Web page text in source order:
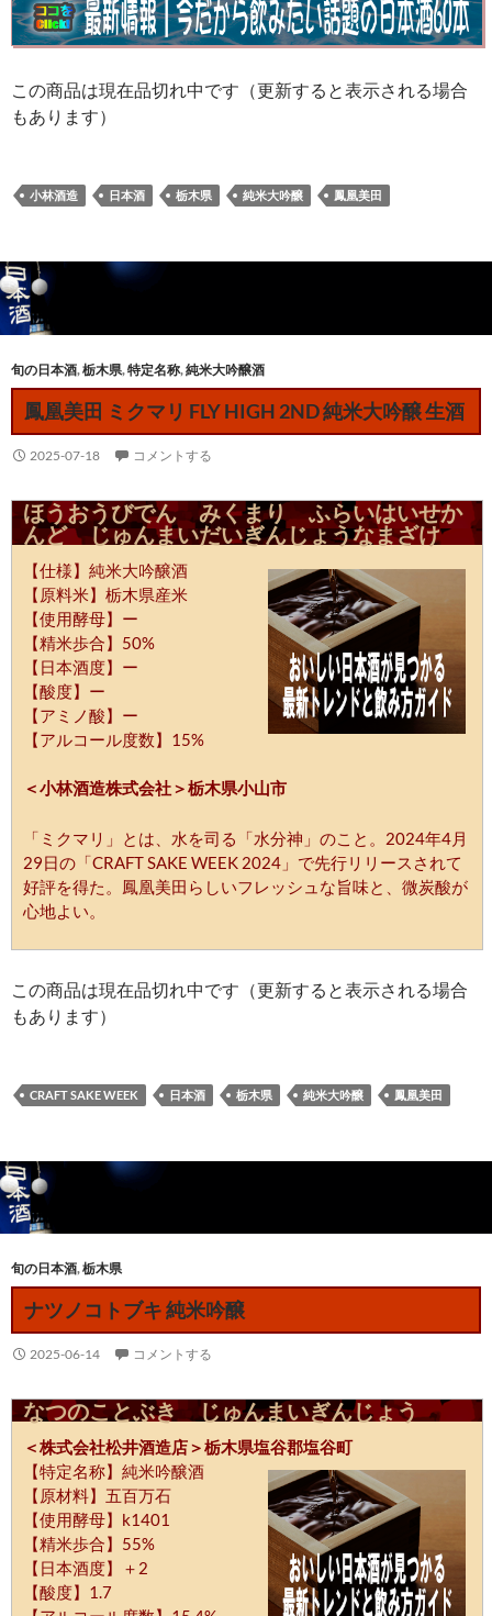
この商品は現在品切れ中です（更新すると表示される場合
もあります）
小林酒造 日本酒 栃木県 純米大吟醸 鳳凰美田
旬の日本酒,栃木県,特定名称,純米大吟醸酒
鳳凰美田 ミクマリ FLY HIGH 2ND 純米大吟醸 生酒
2025-07-18 コメントする
ほうおうびでん みくまり ふらいはいせか
んど じゅんまいだいぎんじょうなまざけ
【仕様】純米大吟醸酒
【原料米】栃木県産米
【使用酵母】ー
【精米歩合】50%
【日本酒度】ー
【酸度】ー
【アミノ酸】ー
【アルコール度数】15%
＜小林酒造株式会社＞栃木県小山市
「ミクマリ」とは、水を司る「水分神」のこと。2024年4月
29日の「CRAFT SAKE WEEK 2024」で先行リリースされて
好評を得た。鳳凰美田らしいフレッシュな旨味と、微炭酸が
心地よい。
この商品は現在品切れ中です（更新すると表示される場合
もあります）
CRAFT SAKE WEEK 日本酒 栃木県 純米大吟醸 鳳凰美田
旬の日本酒,栃木県
ナツノコトブキ 純米吟醸
2025-06-14 コメントする
なつのことぶき じゅんまいぎんじょう
＜株式会社松井酒造店＞栃木県塩谷郡塩谷町
【特定名称】純米吟醸酒
【原材料】五百万石
【使用酵母】k1401
【精米歩合】55%
【日本酒度】＋2
【酸度】1.7